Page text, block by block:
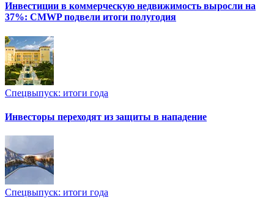
Инвестиции в коммерческую недвижимость выросли на
37%: CMWP подвели итоги полугодия
Спецвыпуск: итоги года
Инвесторы переходят из защиты в нападение
Спецвыпуск: итоги года